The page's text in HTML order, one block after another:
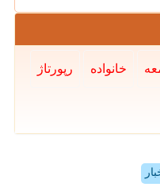
خانواده رپورتاژ